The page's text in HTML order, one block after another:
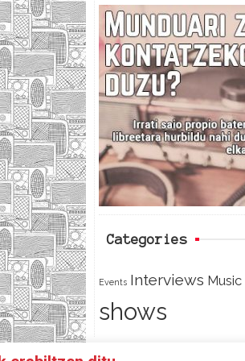
c
e
b
o
o
i
t
t
e
r
e
d
Categories
Events Interviews Music
shows